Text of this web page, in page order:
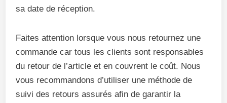
sa date de réception.
Faites attention lorsque vous nous retournez une
commande car tous les clients sont responsables
du retour de l’article et en couvrent le coût. Nous
vous recommandons d’utiliser une méthode de
suivi des retours assurés afin de garantir la